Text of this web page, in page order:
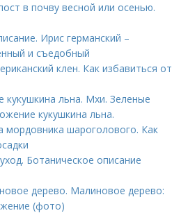
в почву весной или осенью.
Ирис германский –
и съедобный
клен. Как избавиться от
кукушкина льна. Мхи. Зеленые
кукушкина льна.
мордовника шароголового. Как
Ботаническое описание
дерево. Малиновое дерево:
(фото)